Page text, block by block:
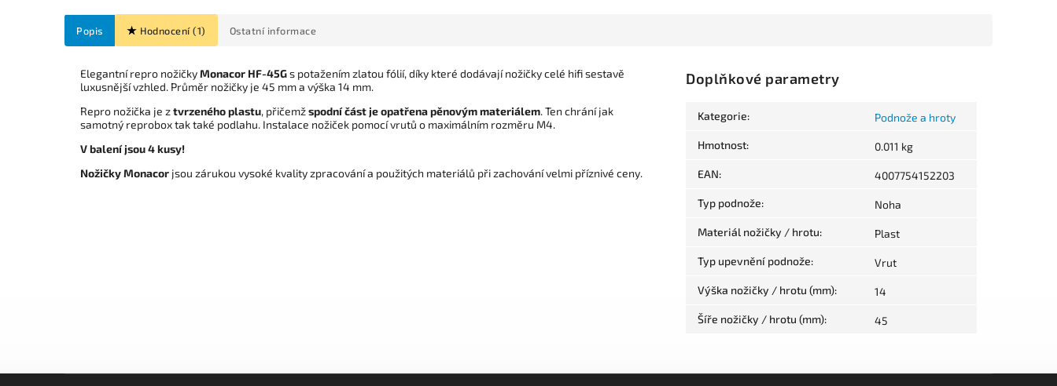
Popis Hodnocení (1) Ostatní informace
Elegantní repro nožičkyMonacor HF-45Gs potažením zlatou fólií, díky které dodávají nožičky celé hifi sestavě
luxusnější vzhled. Průměr nožičky je 45 mm a výška 14 mm.
Repro nožička je ztvrzeného plastu, přičemžspodní část je opatřena pěnovým materiálem. Ten chrání jak
samotný reprobox tak také podlahu. Instalace nožiček pomocí vrutů o maximálním rozměru M4.
V balení jsou 4 kusy!
Nožičky Monacor jsou zárukou vysoké kvality zpracování a použitých materiálů při zachování velmi příznivé ceny.
Doplňkové parametry
Kategorie: Podnože a hroty
Hmotnost: 0.011 kg
EAN: 4007754152203
Typ podnože: Noha
Materiál nožičky / hrotu: Plast
Typ upevnění podnože: Vrut
Výška nožičky / hrotu (mm): 14
Šíře nožičky / hrotu (mm): 45